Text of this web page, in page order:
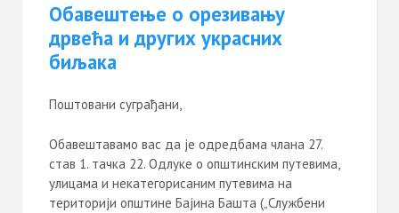
Обавештење о орезивању
дрвећа и других украсних
биљака
Поштовани суграђани,
Обавештавамо вас да је одредбама члана 27.
став 1. тачка 22. Одлуке о општинским путевима,
улицама и некатегорисаним путевима на
територији општине Бајина Башта („Службени